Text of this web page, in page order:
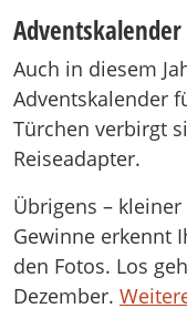
Auch in diesem
Adventskalender
Türchen verbirgt
Reiseadapter.
Übrigens –
Gewinne erkennt
den Fotos. Los
Dezember.